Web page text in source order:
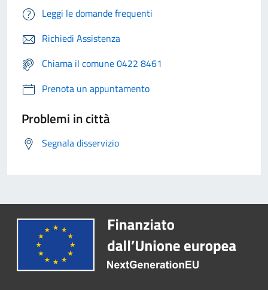
Leggi le domande frequenti
Richiedi Assistenza
Chiama il comune 0422 8461
Prenota un appuntamento
Problemi in città
Segnala disservizio